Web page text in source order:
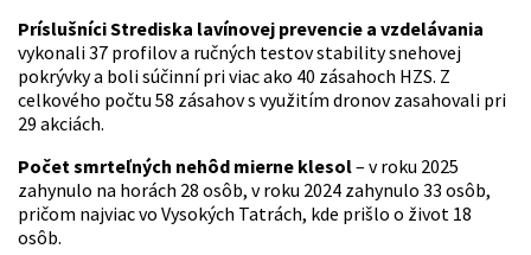
Príslušníci Strediska lavínovej prevencie a vzdelávania
vykonali 37 profilov a ručných testov stability snehovej
pokrývky a boli súčinní pri viac ako 40 zásahoch HZS. Z
celkového počtu 58 zásahov s využitím dronov zasahovali pri
29 akciách.
Počet smrteľných nehôd mierne klesol– v roku 2025
zahynulo na horách 28 osôb, v roku 2024 zahynulo 33 osôb,
pričom najviac vo Vysokých Tatrách, kde prišlo o život 18
osôb.